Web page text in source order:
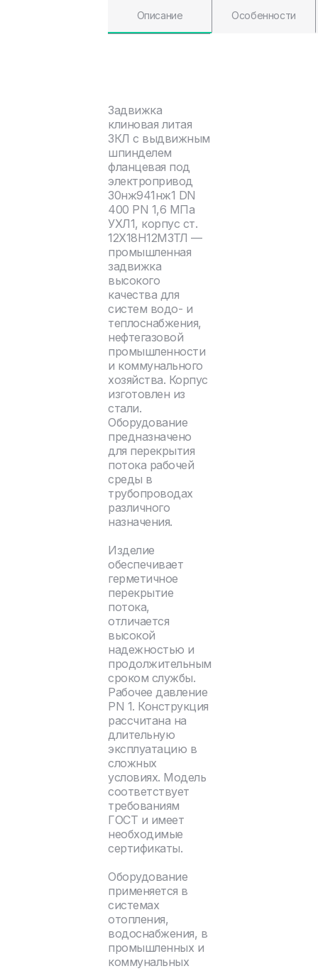
Описание Особенности
Задвижка
клиновая литая
ЗКЛ с выдвижным
шпинделем
фланцевая под
электропривод
30нж941нж1 DN
400 PN 1,6 МПа
УХЛ1, корпус ст.
12Х18Н12М3ТЛ —
промышленная
задвижка
высокого
качества для
систем водо- и
теплоснабжения,
нефтегазовой
промышленности
и коммунального
хозяйства. Корпус
изготовлен из
стали.
Оборудование
предназначено
для перекрытия
потока рабочей
среды в
трубопроводах
различного
назначения.
Изделие
обеспечивает
герметичное
перекрытие
потока,
отличается
высокой
надежностью и
продолжительным
сроком службы.
Рабочее давление
PN 1. Конструкция
рассчитана на
длительную
эксплуатацию в
сложных
условиях. Модель
соответствует
требованиям
ГОСТ и имеет
необходимые
сертификаты.
Оборудование
применяется в
системах
отопления,
водоснабжения, в
промышленных и
коммунальных